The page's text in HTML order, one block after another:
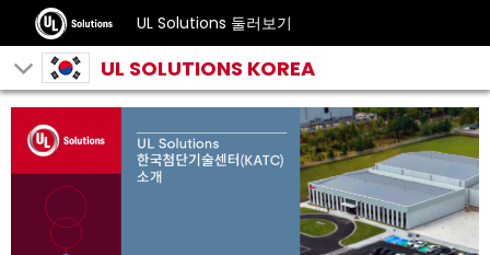
UL Solutions 둘러보기
UL SOLUTIONS KOREA